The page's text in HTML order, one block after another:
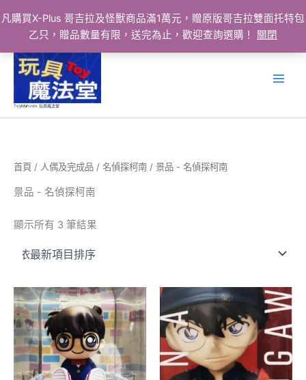
凡購買X-Plus 哥吉拉及怪獸商品滿1萬元，贈原版哥吉拉雙面托特包
乙只，贈品數量有限，送完為止，歡迎查詢選購！
關閉
ToyMahodo 玩具魔法堂
首頁 / 人偶及完成品 / 名偵探柯南 / 景品 - 名偵探柯南
景品 - 名偵探柯南
顯示所有 3 筆結果